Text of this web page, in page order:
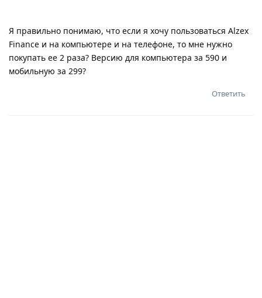
Я правильно понимаю, что если я хочу пользоваться Alzex
Finance и на компьютере и на телефоне, то мне нужно
покупать ее 2 раза? Версию для компьютера за 590 и
мобильную за 299?
Ответить